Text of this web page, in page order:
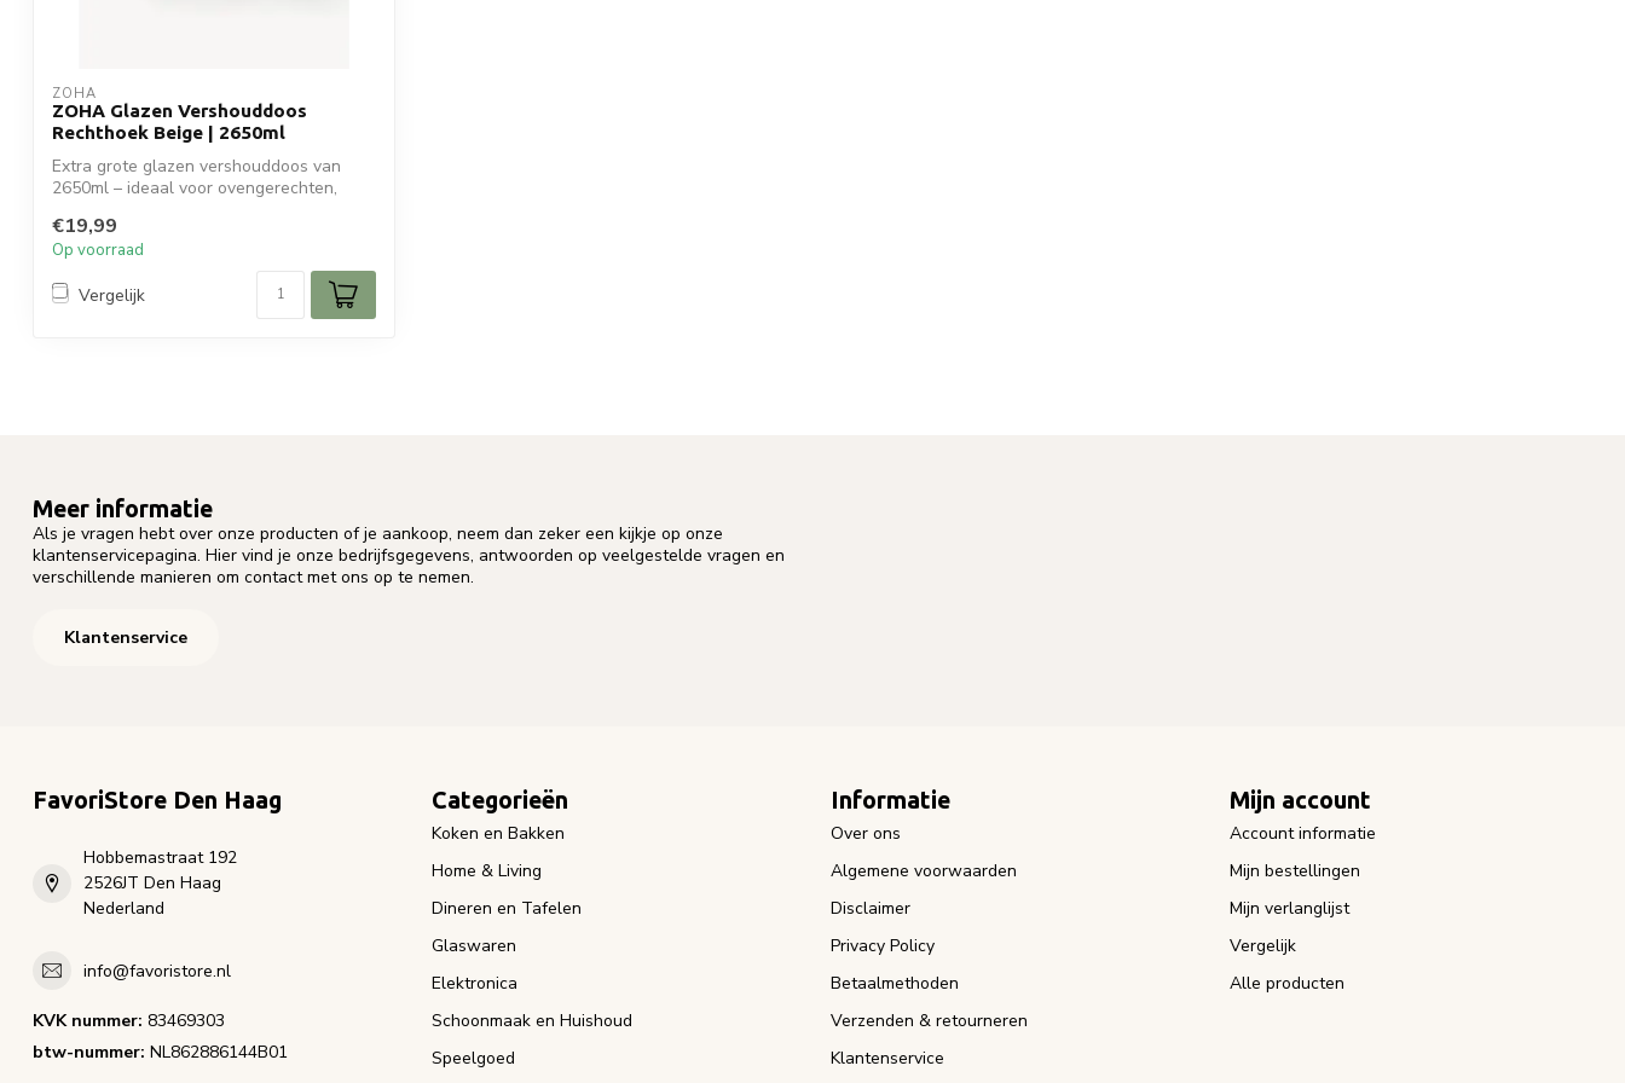
ZOHA
ZOHA Glazen Vershouddoos
Rechthoek Beige | 2650ml
Extra grote glazen vershouddoos van
2650ml – ideaal voor ovengerechten,
€19,99
Op voorraad
Vergelijk
Meer informatie
Als je vragen hebt over onze producten of je aankoop, neem dan zeker een kijkje op onze
klantenservicepagina. Hier vind je onze bedrijfsgegevens, antwoorden op veelgestelde vragen en
verschillende manieren om contact met ons op te nemen.
Klantenservice
FavoriStore Den Haag
Hobbemastraat 192
2526JT Den Haag
Nederland
info@favoristore.nl
KVK nummer: 83469303
btw-nummer: NL862886144B01
Categorieën
Koken en Bakken
Home & Living
Dineren en Tafelen
Glaswaren
Elektronica
Schoonmaak en Huishoud
Speelgoed
Informatie
Over ons
Algemene voorwaarden
Disclaimer
Privacy Policy
Betaalmethoden
Verzenden & retourneren
Klantenservice
Mijn account
Account informatie
Mijn bestellingen
Mijn verlanglijst
Vergelijk
Alle producten